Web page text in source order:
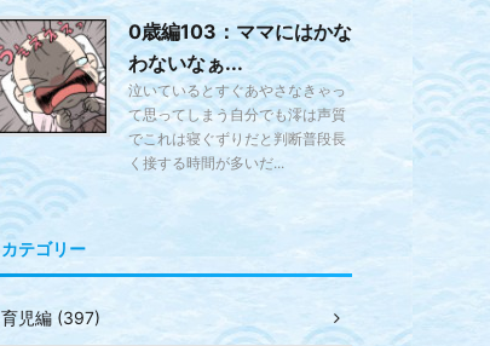
0歳編103：ママにはかな
わないなぁ...
泣いているとすぐあやさなきゃっ
て思ってしまう自分でも澪は声質
でこれは寝ぐずりだと判断普段長
く接する時間が多いだ...
カテゴリー
育児編 (397)